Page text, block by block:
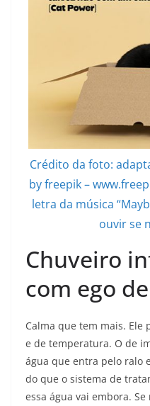
Crédito da foto:
by freepik –
letra da música
ouvir se
Chuveiro
com ego
Calma que tem mais. Ele
e de temperatura. O de
água que entra pelo ralo
do que o sistema de
essa água vai embora.